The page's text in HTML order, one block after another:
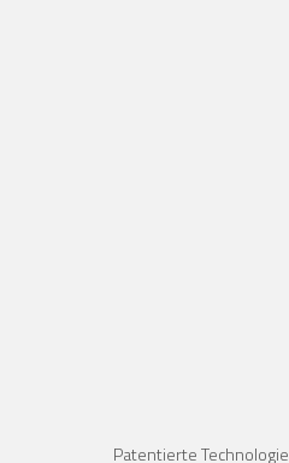
Patentierte Technologie